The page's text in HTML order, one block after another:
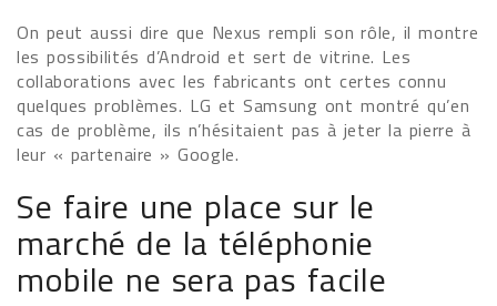
On peut aussi dire que Nexus rempli son rôle, il montre
les possibilités d’Android et sert de vitrine. Les
collaborations avec les fabricants ont certes connu
quelques problèmes. LG et Samsung ont montré qu’en
cas de problème, ils n’hésitaient pas à jeter la pierre à
leur « partenaire » Google.
Se faire une place sur le
marché de la téléphonie
mobile ne sera pas facile